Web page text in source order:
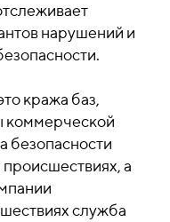
нарушений и
кража баз,
коммерческой
безопасности
происшествиях, а
служба